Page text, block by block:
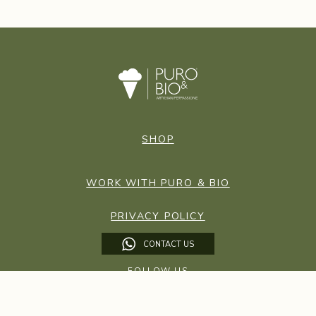
SHOP
WORK WITH PURO & BIO
PRIVACY POLICY
CONTACT US
FOLLOW US